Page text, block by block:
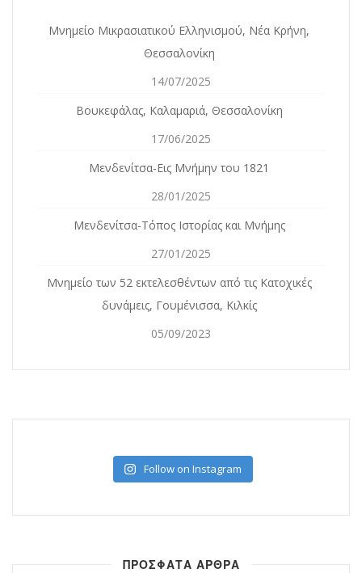
Μνημείο Μικρασιατικού Ελληνισμού, Νέα Κρήνη,
Θεσσαλονίκη
14/07/2025
Βουκεφάλας, Καλαμαριά, Θεσσαλονίκη
17/06/2025
Μενδενίτσα-Εις Μνήμην του 1821
28/01/2025
Μενδενίτσα-Τόπος Ιστορίας και Μνήμης
27/01/2025
Mνημείο των 52 εκτελεσθέντων από τις Κατοχικές
δυνάμεις, Γουμένισσα, Κιλκίς
05/09/2023
Follow on Instagram
ΠΡΟΣΦΑΤΑ ΑΡΘΡΑ